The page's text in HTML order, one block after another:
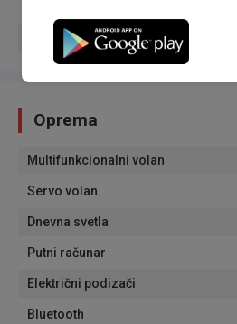
Blokada motora
Oprema
Multifunkcionalni volan
Servo volan
Dnevna svetla
Putni računar
Električni podizači
Bluetooth